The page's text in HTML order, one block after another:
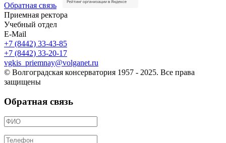
Обратная связь
Приемная ректора
Учебный отдел
E-Mail
+7 (8442) 33-43-85
+7 (8442) 33-20-17
vgkis_priemnay@volganet.ru
© Волгоградская консерватория 1957 - 2025. Все права
защищены
Обратная связь